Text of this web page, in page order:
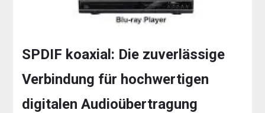
SPDIF koaxial: Die zuverlässige
Verbindung für hochwertigen
digitalen Audioübertragung